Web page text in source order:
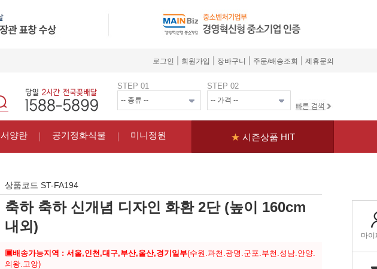
로그인 회원가입 장바구니 주문/배송조회 제휴문의
STEP 01 STEP 02
서양란 공기정화식물 미니정원 ★ 시즌상품 HIT
상품코드 ST-FA194
축하 축하 신개념 디자인 화환 2단 (높이 160cm
내외)
▣배송가능지역 : 서울,인천,대구,부산,울산,경기일부(수원.과천.광명.군포.부천.성남.안양.
의왕.고양)